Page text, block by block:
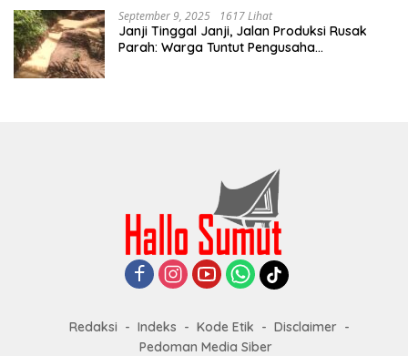
September 9, 2025 1617 Lihat
Janji Tinggal Janji, Jalan Produksi Rusak
Parah: Warga Tuntut Pengusaha
Redaksi Indeks Kode Etik
Disclaimer
Pedoman Media Siber